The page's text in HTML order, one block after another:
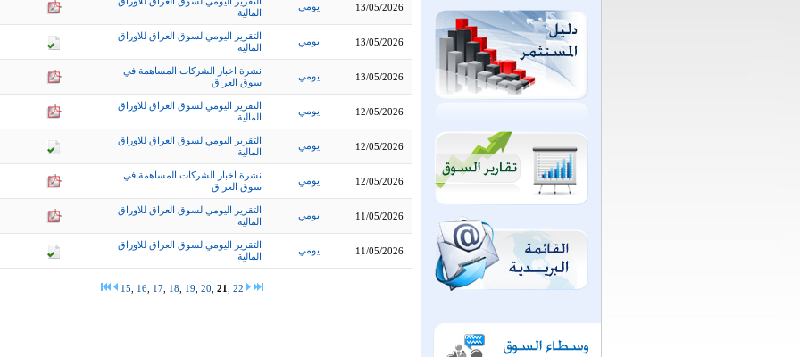
المالية
يومي 13/05/2026
التقرير اليومي لسوق العراق للاوراق
المالية
يومي 13/05/2026
نشرة اخبار الشركات المساهمة في
سوق العراق
يومي 13/05/2026
التقرير اليومي لسوق العراق للاوراق
المالية
يومي 12/05/2026
التقرير اليومي لسوق العراق للاوراق
المالية
يومي 12/05/2026
نشرة اخبار الشركات المساهمة في
سوق العراق
يومي 12/05/2026
التقرير اليومي لسوق العراق للاوراق
المالية
يومي 11/05/2026
التقرير اليومي لسوق العراق للاوراق
المالية
يومي 11/05/2026
15 16 17 18 19 20 21 22